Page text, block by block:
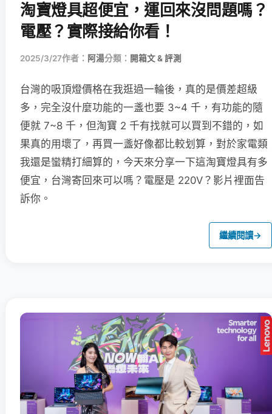
淘寶燈具超便宜，運回來沒問題嗎？
電壓？實際接給你看！
2025/3/27作者： 阿湯分類： 開箱文 & 評測
台灣的吸頂燈價格在我逛過一輪後，真的是價差超級
多，完全沒什麼功能的一盞也要 3~4 千，有功能的隨
便就 7~8 千，但淘寶 2 千有找就可以買到不錯的，如
果真的用壞了，再買一盞好像都比較划算，對於家電類
我還是蠻精打細算的，今天來分享一下這淘寶燈具有多
便宜，台灣寄回來可以嗎？電壓是 220V？影片裡面告
訴你。
繼續閱讀→